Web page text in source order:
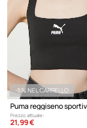
-5% NEL CARRELLO
Puma reggiseno
Prezzo attuale:
21,99 €